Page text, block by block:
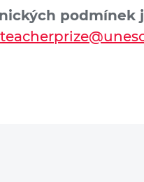
podmínek